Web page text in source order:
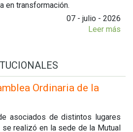
en transformación.
07 - julio - 2026
Leer más
Ordinaria de la
asociados de distintos lugares
realizó en la sede de la Mutual